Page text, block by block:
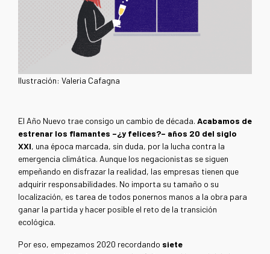
Ilustración: Valeria Cafagna
El Año Nuevo trae consigo un cambio de década. Acabamos de
estrenar los flamantes –¿y felices?– años 20 del siglo
XXI, una época marcada, sin duda, por la lucha contra la
emergencia climática. Aunque los negacionistas se siguen
empeñando en disfrazar la realidad, las empresas tienen que
adquirir responsabilidades. No importa su tamaño o su
localización, es tarea de todos ponernos manos a la obra para
ganar la partida y hacer posible el reto de la transición
ecológica.
Por eso, empezamos 2020 recordando siete